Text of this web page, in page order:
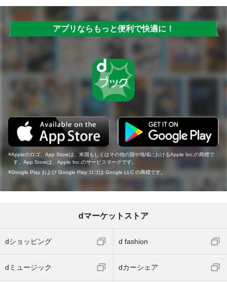
アプリならもっと便利で快適に！
Appleのロゴ、App Storeは、米国もしくはその他の国や地域におけるApple Inc.の商標で
す。App Storeは、Apple Inc.のサービスマークです。
Google Play および Google Play ロゴは Google LLC の商標です。
dマーケットストア
dショッピング d fashion
dミュージック dカーシェア